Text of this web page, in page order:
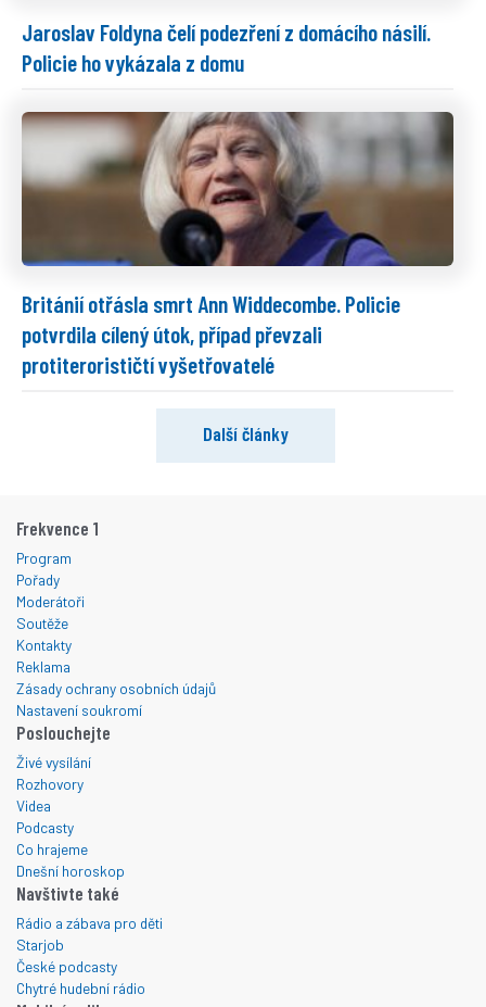
Jaroslav Foldyna čelí podezření z domácího násilí.
Policie ho vykázala z domu
Británií otřásla smrt Ann Widdecombe. Policie
potvrdila cílený útok, případ převzali
protiterorističtí vyšetřovatelé
Další články
Frekvence 1
Program
Pořady
Moderátoři
Soutěže
Kontakty
Reklama
Zásady ochrany osobních údajů
Nastavení soukromí
Poslouchejte
Živé vysílání
Rozhovory
Videa
Podcasty
Co hrajeme
Dnešní horoskop
Navštivte také
Rádio a zábava pro děti
Starjob
České podcasty
Chytré hudební rádio